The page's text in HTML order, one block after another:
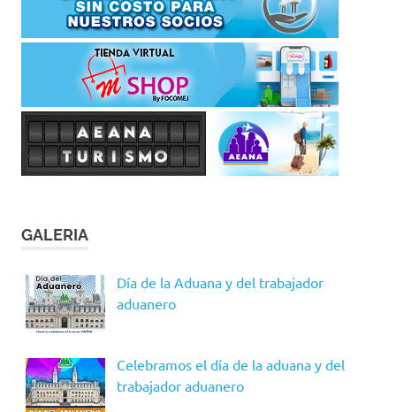
GALERIA
Día de la Aduana y del trabajador
aduanero
Celebramos el día de la aduana y del
trabajador aduanero